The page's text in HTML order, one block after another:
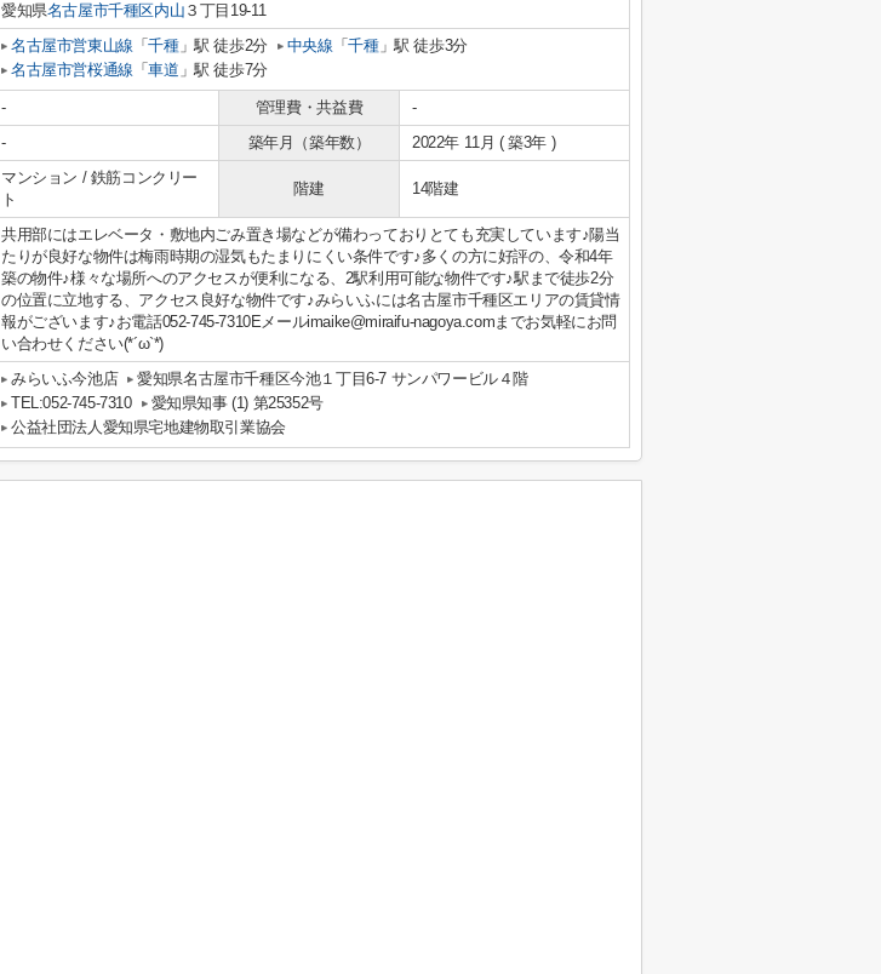
愛知県名古屋市千種区内山 ３丁目19-11
名古屋市営東山線 「千種」駅 徒歩2分 中央線 「千種」駅 徒歩3分
名古屋市営桜通線 「車道 」駅 徒歩7分
- 管理費・共益費
-
- 築年月（築年数） 2022年 11月 ( 築3年 )
マンション / 鉄筋コンクリー
ト
階建 14階建
共用部にはエレベータ・敷地内ごみ置き場などが備わっておりとても充実しています♪陽当
たりが良好な物件は梅雨時期の湿気もたまりにくい条件です♪多くの方に好評の、令和4年
築の物件♪様々な場所へのアクセスが便利になる、2駅利用可能な物件です♪駅まで徒歩2分
の位置に立地する、アクセス良好な物件です♪みらいふには名古屋市千種区エリアの賃貸情
報がございます♪お電話052-745-7310Eメールimaike@miraifu-nagoya.comまでお気軽にお問
い合わせください(*´ω`*)
みらいふ今池店
愛知県名古屋市千種区今池１丁目6-7 サンパワービル４階
TEL:052-745-7310
愛知県知事 (1) 第25352号
公益社団法人愛知県宅地建物取引業協会